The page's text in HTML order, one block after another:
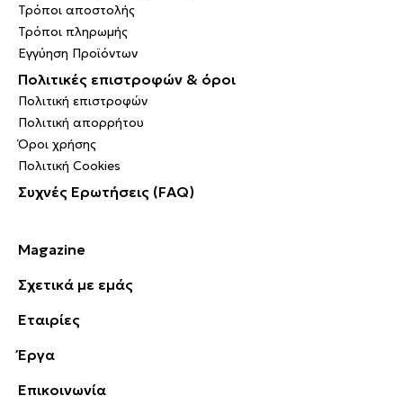
Τρόποι αποστολής
Τρόποι πληρωμής
Εγγύηση Προϊόντων
Πολιτικές επιστροφών & όροι
Πολιτική επιστροφών
Πολιτική απορρήτου
Όροι χρήσης
Πολιτική Cookies
Συχνές Ερωτήσεις (FAQ)
Magazine
Σχετικά με εμάς
Εταιρίες
Έργα
Επικοινωνία